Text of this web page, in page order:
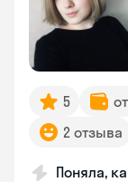
5
2 отзыва
Поняла,